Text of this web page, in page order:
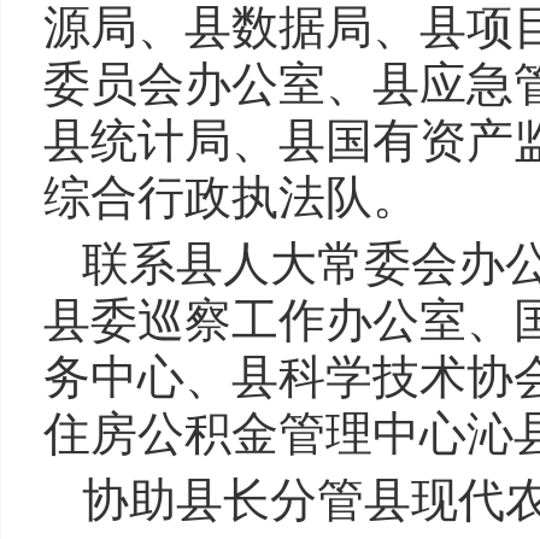
源局、县数据局、县项
委员会办公室、县应急
县统计局、县国有资产
综合行政执法队。
联系县人大常委会办
县委巡察工作办公室、
务中心、县科学技术协
住房公积金管理中心沁
协助县长分管县现代